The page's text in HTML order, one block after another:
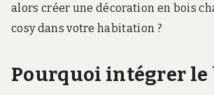
alors créer une décoration en bois
cosy dans votre habitation ?
Pourquoi intégrer le